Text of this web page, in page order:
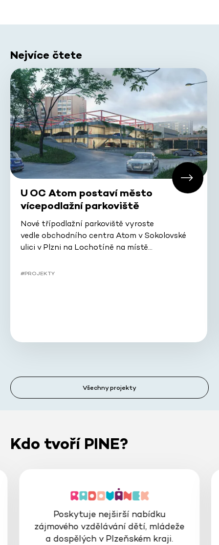
Nejvíce čtete
U OC Atom postaví město
vícepodlažní parkoviště
Nové třípodlažní parkoviště vyroste
vedle obchodního centra Atom v Sokolovské
ulici v Plzni na Lochotíně na místě…
#PROJEKTY
Všechny projekty
Kdo tvoří PINE?
Poskytuje nejširší nabídku
zájmového vzdělávání dětí, mládeže
a dospělých v Plzeňském kraji.